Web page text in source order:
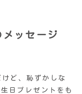
ッセージ
ど、恥ずかしな
日プレゼントをも